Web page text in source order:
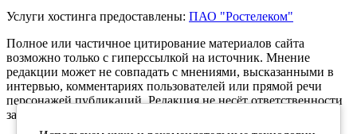
Услуги хостинга предоставлены: ПАО "Ростелеком"
Полное или частичное цитирование материалов сайта
возможно только с гиперссылкой на источник. Мнение
редакции может не совпадать с мнениями, высказанными в
интервью, комментариях пользователей или прямой речи
персонажей публикаций. Редакция не несёт ответственности
за текст комментариев читателей.